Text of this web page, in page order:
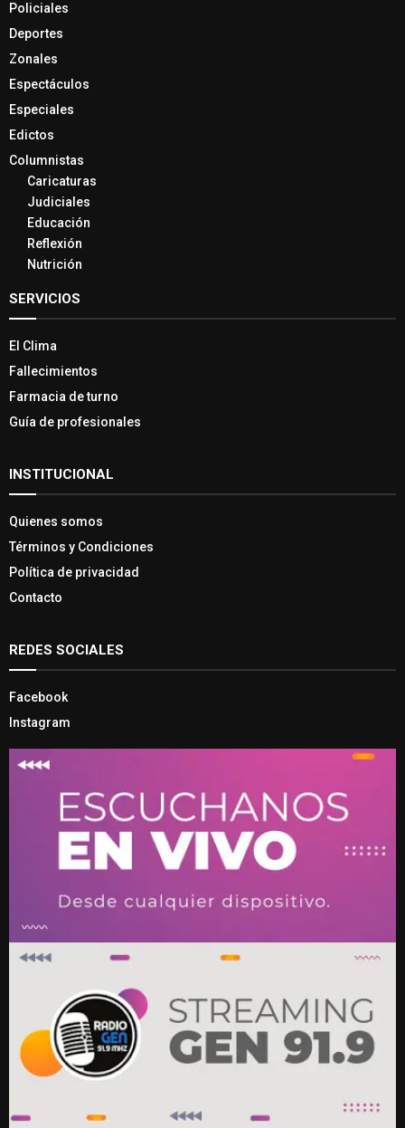
Policiales
Deportes
Zonales
Espectáculos
Especiales
Edictos
Columnistas
Caricaturas
Judiciales
Educación
Reflexión
Nutrición
SERVICIOS
El Clima
Fallecimientos
Farmacia de turno
Guía de profesionales
INSTITUCIONAL
Quienes somos
Términos y Condiciones
Política de privacidad
Contacto
REDES SOCIALES
Facebook
Instagram